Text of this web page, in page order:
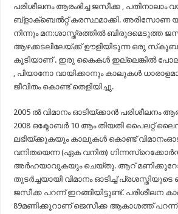
പരിശീലനം ആരംഭിച്ച ജസീക്ക , പതിനാലാം
ബ്ളാക്ബെൽറ്റ് കരസ്ഥമാക്കി. അരിസോണ
നിന്നും മന:ശാസ്ത്രത്തിൽ ബിരുദമെടുത്ത
ആഴക്കടലിലേയ്ക്ക് ഊളിയിടുന്ന ഒരു
കൂടിയാണ് . ഇരു കൈകൾ ഇല്ലെങ്കിൽ
, പിയാനോ വായിക്കാനും കാലുകൾ
ജീവിതം കൊണ്ട് തെളിയിച്ചു.
2005 ൽ വിമാനം ഓടിയ്ക്കാൻ പരിശീലനം
2008 ഒക്ടോബർ 10 ആം തിയതി പൈലറ്റ്
ലഭിയ്ക്കുകയും കാലുകൾ കൊണ്ട്
വനിതയെന്ന (ഏക വനിത)
അർഹയാവുകയും ചെയ്തു. ആറ്
തുടർച്ചയായി വിമാനം ഓടിച്ച്
ജസീക്ക പറന്ന് ഇറങ്ങിയിട്ടുണ്ട്. പരിശീലന
89മണിക്കൂറാണ് ജെസീക്ക ആകാശത്ത്